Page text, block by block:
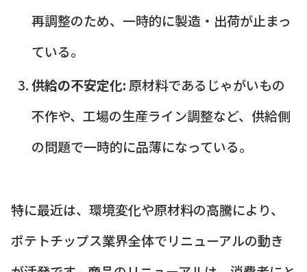
再調整のため、一時的に製造・出荷が止まっ
ている。
供給の不安定化: 原材料であるじゃがいもの
不作や、工場の生産ライン調整など、供給側
の問題で一時的に品薄になっている。
特に最近は、環境変化や原材料の高騰により、
ポテトチップス業界全体でリニューアルの動き